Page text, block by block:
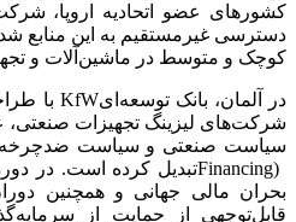
کشورهای عضو اتحادیه اروپا،
دسترسی غیرمستقیم به این منابع
کوچک و متوسط در ماشین‌آلات و
در آلمان، بانک توسعه‌ایKfW با
شرکت‌های لیزینگ تجهیزات صنعتی،
سیاست صنعتی و سیاست
Financing)تبدیل کرده است. در
قابل‌توجهی از حمایت از